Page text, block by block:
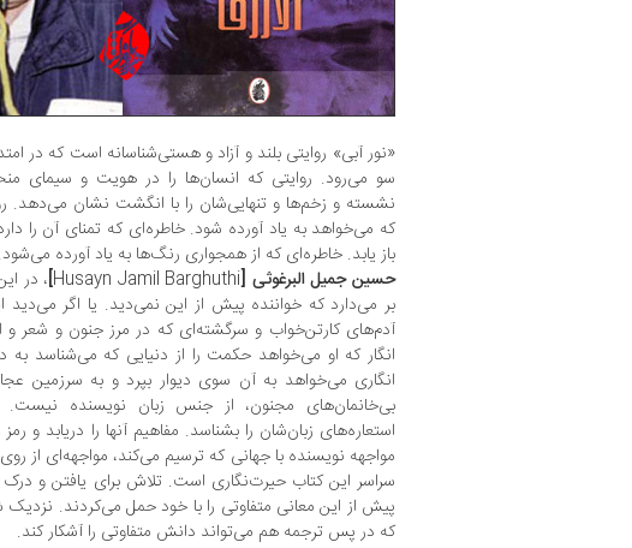
«نور آبی» روایتی بلند و آزاد و هستی‌شناسانه است که در
سو می‌رود. روایتی که انسان‌ها را در هویت و سیمای
نشسته و زخم‌ها و تنهایی‌شان را با انگشت نشان می‌دهد.
که می‌خواهد به یاد آورده شود. خاطره‌ای که تمنای آن را
باز یابد. خاطره‌ای که از همجواری رنگ‌ها به یاد آورده می‌شود.
حسین جمیل البرغوثی [Husayn Jamil Barghuthi
]، در
بر می‌دارد که خواننده پیش از این نمی‌دید. یا اگر می‌دید
آدم‌های کارتن‌خواب ‌و سرگشته‌ای که در مرز جنون و شعر و
انگار که او می‌خواهد حکمت را از دنیایی که می‌شناسد به
انگاری می‌خواهد به آن سوی دیوار بپرد و به سرزمین
بی‌خانمان‌های مجنون، از جنس زبان نویسنده
استعاره‌های زبان‌شان را بشناسد. مفاهیم آنها را دریابد و
مواجهه نویسنده با جهانی که ترسیم می‌کند، مواجهه‌ای از
سراسر این کتاب حیرت‌نگاری است. تلاش برای یافتن و درک
پیش از این معانی متفاوتی را با خود حمل می‌کردند. نزدیک
که در پس ترجمه هم می‌تواند دانش متفاوتی را آشکار کند.